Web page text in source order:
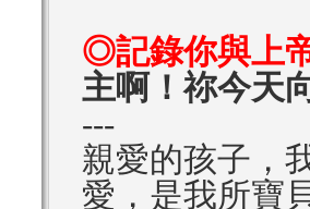
◎記錄你與上
主啊！祢今天
---
親愛的孩子，
愛，是我所寶